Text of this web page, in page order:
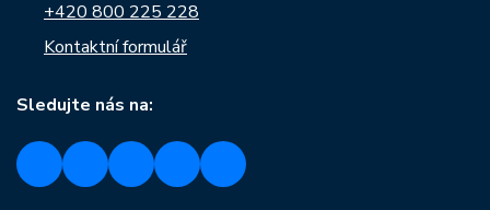
+420 800 225 228
Kontaktní formulář
Sledujte nás na: